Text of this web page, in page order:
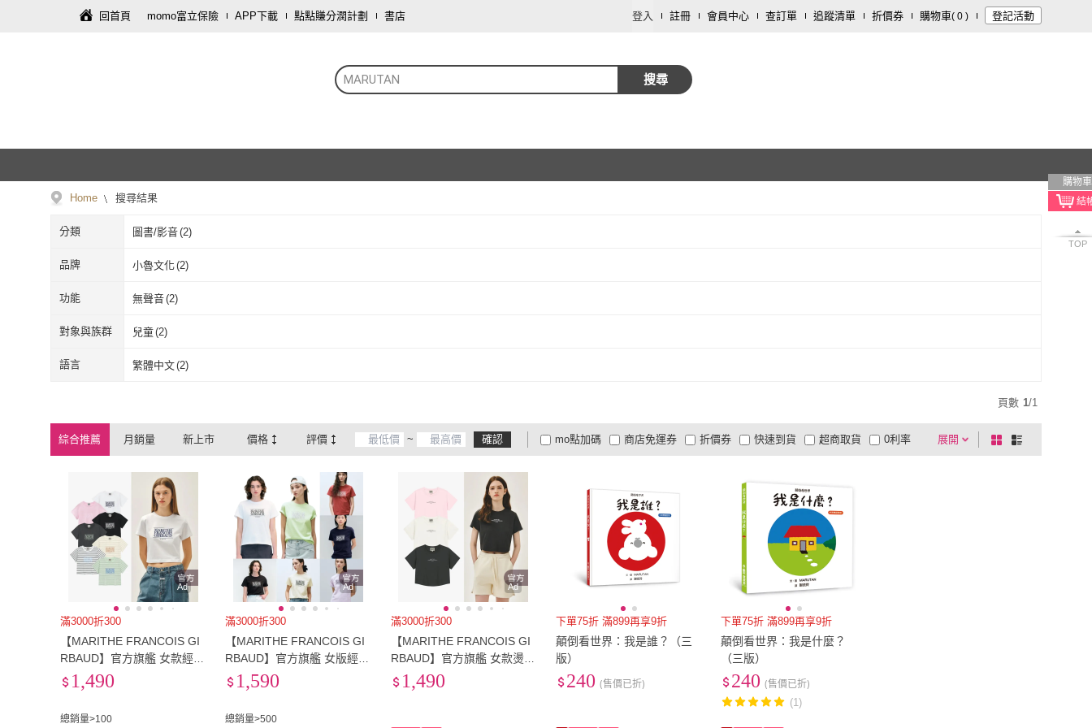
回首頁 momo富立保險 APP下載 點點賺分潤計劃 書店 登入 註冊 會員中心 查訂單 追蹤清單 折價券 購物車( 0 ) 登記活動
MARUTAN 搜尋
購物車
TOP
Home 搜尋結果
分類 圖書/影音(2)
品牌 小魯文化(2)
小魯文化
功能 無聲音(2)
無聲音
對象與族群 兒童(2)
兒童(2)
語言 繁體中文(2)
頁數 1/1
綜合推薦 月銷量 新上市 價格 評價 ~ 確認 展開
折價券
有影片
商品有量 電視購物
mo點加碼 快速到貨 超商取貨
大家電安心配
大家電快配
商店免運券 0利率
及以上 及以上 及以上
棋
盤
列
Ad
滿3000折300
【MARITHE FRANCOIS GI
RBAUD】官方旗艦 女款經典
LOGO印花短版上衣(多款任
總銷量>100
1,490
Ad
滿3000折300
【MARITHE FRANCOIS GI
RBAUD】官方旗艦 女版經典
LOGO TEE MFG(多款任選)
總銷量>500
1,590
Ad
滿3000折300
【MARITHE FRANCOIS GI
RBAUD】官方旗艦 女款燙銀
LOGO短版上衣(多款任選)
1,490
下單75折 滿899再享9折
顛倒看世界：我是誰？（三
版）
240 (售價已折)
下單75折 滿899再享9折
顛倒看世界：我是什麼？
（三版）
240 (售價已折)
(1)